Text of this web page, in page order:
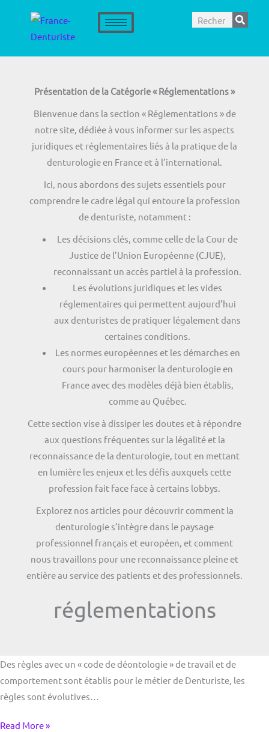
contenu
Rechercher
Présentation de la Catégorie « Réglementations »
Bienvenue dans la section « Réglementations » de
notre site, dédiée à vous informer sur les aspects
juridiques et réglementaires liés à la pratique de la
denturologie en France et à l’international.
Ici, nous abordons des sujets essentiels pour
comprendre le cadre légal qui entoure la profession
de denturiste, notamment :
Les décisions clés, comme celle de la Cour de
Justice de l’Union Européenne (CJUE),
reconnaissant un accès partiel à la profession.
Les évolutions juridiques et les vides
réglementaires qui permettent aujourd’hui
aux denturistes de pratiquer légalement dans
certaines conditions.
Les normes européennes et les démarches en
cours pour harmoniser la denturologie en
France avec des modèles déjà bien établis,
comme au Québec.
Cette section vise à dissiper les doutes et à répondre
aux questions fréquentes sur la légalité et la
reconnaissance de la denturologie, tout en mettant
en lumière les enjeux et les défis auxquels cette
profession fait face face à certains lobbys.
Explorez nos articles pour découvrir comment la
denturologie s’intègre dans le paysage
professionnel français et européen, et comment
nous travaillons pour une reconnaissance pleine et
entière au service des patients et des professionnels.
réglementations
Des règles avec un « code de déontologie » de travail et de
comportement sont établis pour le métier de Denturiste, les
règles sont évolutives…
Code
de
deontologie
Read More »